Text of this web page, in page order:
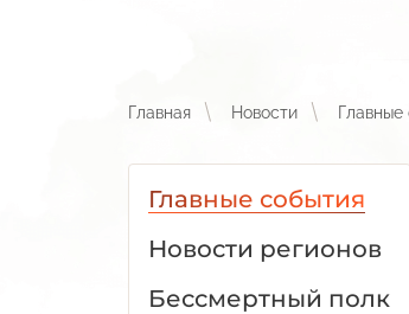
Главная Новости
Главные события
Новости регионов
Бессмертный полк